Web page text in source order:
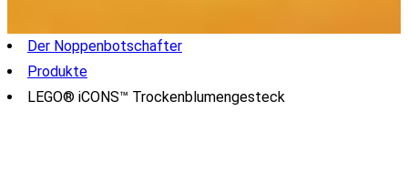
Der Noppenbotschafter
Produkte
LEGO® iCONS™ Trockenblumengesteck